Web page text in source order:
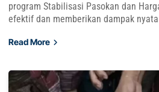
program Stabilisasi Pasokan dan
efektif dan memberikan dampak
Read More